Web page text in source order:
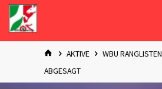
Zum
Inhalt
springen
STARTAKTIVE
WBU
ABGESAGT